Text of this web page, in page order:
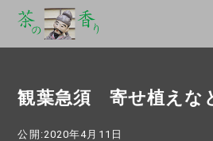
観葉急須 寄せ植えな
公開:2020年4月11日